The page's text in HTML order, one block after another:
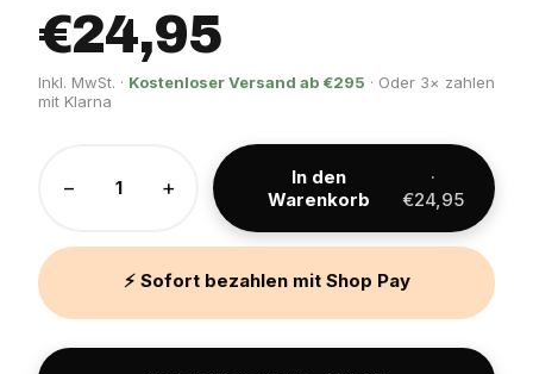
€24,95
Inkl. MwSt. · Kostenloser Versand ab €295 · Oder 3× zahlen
mit Klarna
− +
In den
Warenkorb
·
€24,95
⚡ Sofort bezahlen mit Shop Pay